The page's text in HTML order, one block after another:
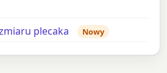
plecaka Nowy